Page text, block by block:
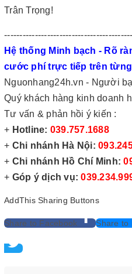
Trân Trọng!
Hệ thống Minh bạch - Rõ
cước phí trực tiếp trên
Nguonhang24h.vn - Người
Quý khách hàng kinh doanh
Tư vấn & phản hồi ý kiến :
+ Hotline: 039.757.1688
+ Chi nhánh Hà Nội:
+ Chi nhánh Hồ Chí Minh:
+ Góp ý dịch vụ:
AddThis Sharing Buttons
Share to Facebook Share to